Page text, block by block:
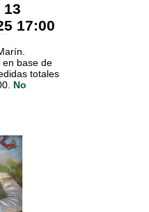
13
17:00
en base de
totales
No